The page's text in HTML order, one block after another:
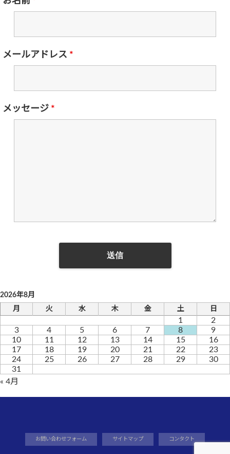
メールアドレス *
メッセージ *
2026年8月
月
火 水 木 金 土 日
1
2
3
4 5 6 7 8
9
10
11 12 13 14 15
16
17
18 19 20 21 22
23
24
25 26 27 28 29
30
31
« 4月
お問い合わせフォーム サイトマップ コンタクト